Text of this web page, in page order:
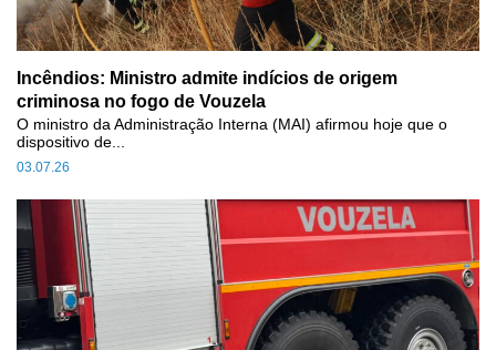
Incêndios: Ministro admite indícios de origem
criminosa no fogo de Vouzela
03.07.26
O ministro da Administração Interna (MAI) afirmou hoje que o
dispositivo de...